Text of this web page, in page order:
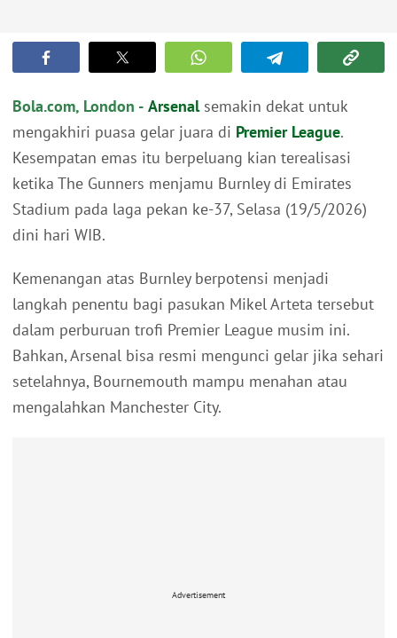
Bola.com, London - Arsenalsemakin dekat untuk
mengakhiri puasa gelar juara di Premier League.
Kesempatan emas itu berpeluang kian terealisasi
ketika The Gunners menjamu Burnley di Emirates
Stadium pada laga pekan ke-37, Selasa (19/5/2026)
dini hari WIB.
Kemenangan atas Burnley berpotensi menjadi
langkah penentu bagi pasukan Mikel Arteta tersebut
dalam perburuan trofi Premier League musim ini.
Bahkan, Arsenal bisa resmi mengunci gelar jika sehari
setelahnya, Bournemouth mampu menahan atau
mengalahkan Manchester City.
Advertisement